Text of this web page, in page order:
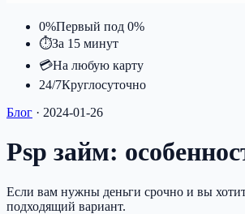
0%Первый под 0%
⏱За 15 минут
💳На любую карту
24/7Круглосуточно
Блог · 2024-01-26
Psp займ:
Если вам нужны деньги срочно и вы
подходящий вариант.